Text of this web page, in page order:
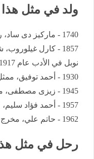
ولد في مثل هذا
1740 - ماركيز دى ساد، روائى فرنسي.
1857 - كارل
نوبل في الأدب عام 1917.
1930 - أحمد توفيق، ممثل ومخرج.
1945 - زيزى مصطفى، ممثلة.
1957 - أحمد فؤاد سليم، ممثل مصري.
1962 - حاتم علي، مخرج سوري.
رحل في مثل